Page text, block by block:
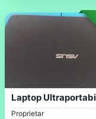
Proprietar